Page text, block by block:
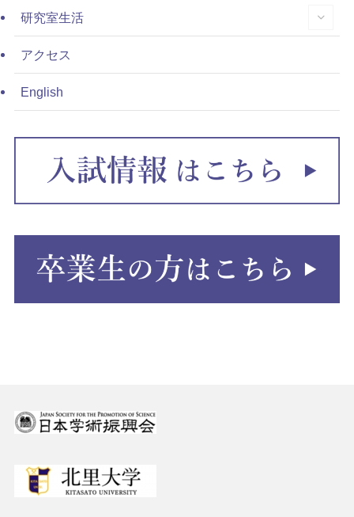
研究室生活
アクセス
English